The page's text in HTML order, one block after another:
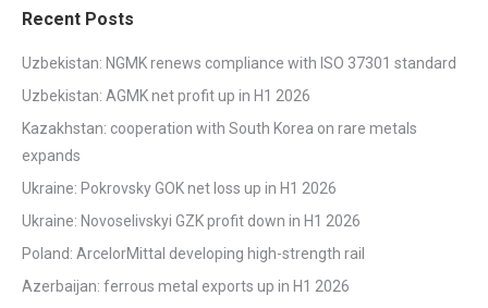
Recent Posts
Uzbekistan: NGMK renews compliance with ISO 37301 standard
Uzbekistan: AGMK net profit up in H1 2026
Kazakhstan: cooperation with South Korea on rare metals
expands
Ukraine: Pokrovsky GOK net loss up in H1 2026
Ukraine: Novoselivskyi GZK profit down in H1 2026
Poland: ArcelorMittal developing high-strength rail
Azerbaijan: ferrous metal exports up in H1 2026